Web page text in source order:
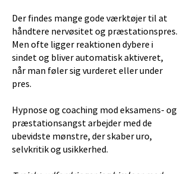
Der findes mange gode værktøjer til at
håndtere nervøsitet og præstationspres.
Men ofte ligger reaktionen dybere i
sindet og bliver automatisk aktiveret,
når man føler sig vurderet eller under
pres.
Hypnose og coaching mod eksamens- og
præstationsangst arbejder med de
ubevidste mønstre, der skaber uro,
selvkritik og usikkerhed.